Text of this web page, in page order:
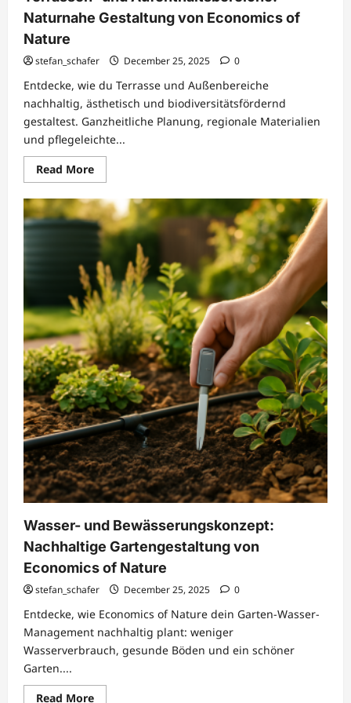
Naturnahe Gestaltung von Economics of
Nature
stefan_schafer December 25, 2025 0
Entdecke, wie du Terrasse und Außenbereiche
nachhaltig, ästhetisch und biodiversitätsfördernd
gestaltest. Ganzheitliche Planung, regionale Materialien
und pflegeleichte...
Read MoreRead
more
Terrassen-
und
Aufenthaltsbereiche:
Naturnahe
Gestaltung
von
Economics
of
Nature
Wasser- und Bewässerungskonzept:
Nachhaltige Gartengestaltung von
Economics of Nature
stefan_schafer December 25, 2025 0
Entdecke, wie Economics of Nature dein Garten-Wasser-
Management nachhaltig plant: weniger
Wasserverbrauch, gesunde Böden und ein schöner
Garten....
Read MoreRead